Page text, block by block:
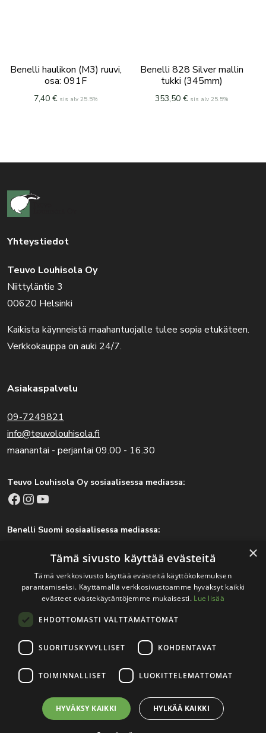
Benelli haulikon (M3) ruuvi,
osa: 091F
7,40 € sis alv 25.5%
Benelli 828 Silver mallin
tukki (345mm)
353,50 € sis alv 25.5%
Yhteystiedot
Teuvo Louhisola Oy
Niittyläntie 3
00620 Helsinki
Kaikista käynneistä maahantuojalle tulee sopia etukäteen.
Verkkokauppa on auki 24/7.
Asiakaspalvelu
09-7249821
info@teuvolouhisola.fi
maanantai - perjantai 09.00 - 16.30
Teuvo Louhisola Oy sosiaalisessa mediassa:
Facebook Instagram YouTube
Benelli Suomi sosiaalisessa mediassa:
Tärkeitä linkkejä
Rekisteri- ja tietosuojaseloste
Jälleenmyyjät
Tapahtumat
Teuvo Louhisola Oy. Verkkosivutoteutus:Avoin.Systems
×
Tämä sivusto käyttää evästeitä
Tämä verkkosivusto käyttää evästeitä käyttökokemuksen
parantamiseksi. Käyttämällä verkkosivustoamme hyväksyt kaikki
evästeet evästekäytäntöjemme mukaisesti. Lue lisää
EHDOTTOMASTI VÄLTTÄMÄTTÖMÄT
SUORITUSKYVYLLISET KOHDENTAVAT
TOIMINNALLISET LUOKITTELEMATTOMAT
HYVÄKSY KAIKKI HYLKÄÄ KAIKKI